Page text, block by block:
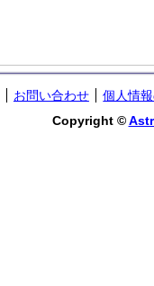
お問い合わせ
個人情
Copyright ©